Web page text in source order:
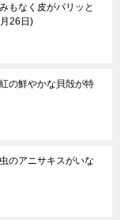
もなく皮がパリッと
26日
の鮮やかな貝殻が特
のアニサキスがいな